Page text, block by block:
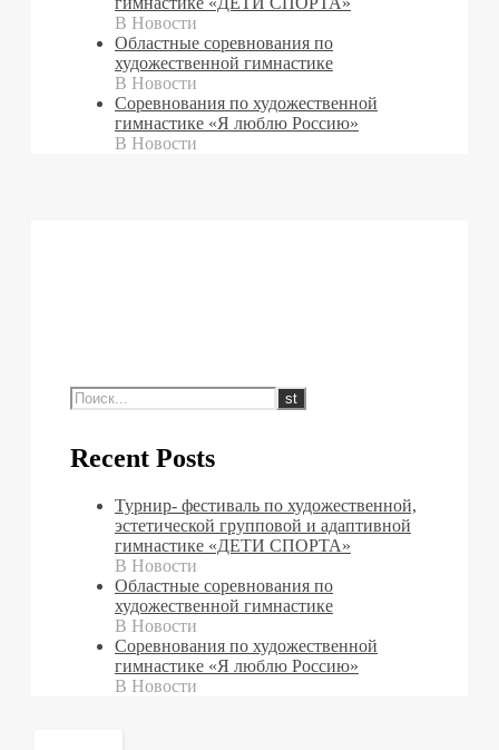
В Новости
Областные соревнования по
художественной гимнастике
В Новости
Cоревнования по художественной
гимнастике «Я люблю Россию»
В Новости
Recent Posts
Турнир- фестиваль по художественной,
эстетической групповой и адаптивной
гимнастике «ДЕТИ СПОРТА»
В Новости
Областные соревнования по
художественной гимнастике
В Новости
Cоревнования по художественной
гимнастике «Я люблю Россию»
В Новости